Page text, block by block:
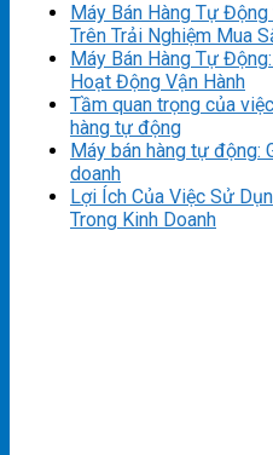
Máy Bán Hàng Tự
Trên Trải Nghiệm Mua
Máy Bán Hàng Tự
Hoạt Động Vận Hành
Tầm quan trọng của
hàng tự động
Máy bán hàng tự động:
doanh
Lợi Ích Của Việc Sử
Trong Kinh Doanh